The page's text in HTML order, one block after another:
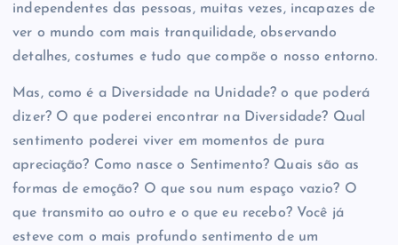
independentes das pessoas, muitas vezes, incapazes de
ver o mundo com mais tranquilidade, observando
detalhes, costumes e tudo que compõe o nosso entorno.
Mas, como é a Diversidade na Unidade? o que poderá
dizer? O que poderei encontrar na Diversidade? Qual
sentimento poderei viver em momentos de pura
apreciação? Como nasce o Sentimento? Quais são as
formas de emoção? O que sou num espaço vazio? O
que transmito ao outro e o que eu recebo? Você já
esteve com o mais profundo sentimento de um